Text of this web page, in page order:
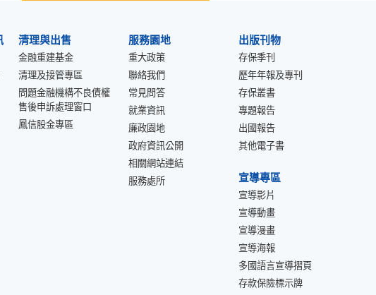
清理與出售
金融重建基金
清理及接管專區
問題金融機構不良債權
售後申訴處理窗口
鳳信股金專區
服務園地
重大政策
聯絡我們
常見問答
就業資訊
廉政園地
政府資訊公開
相關網站連結
服務處所
出版刊物
存保季刊
歷年年報及專刊
存保叢書
專題報告
出國報告
其他電子書
宣導專區
宣導影片
宣導動畫
宣導漫畫
宣導海報
多國語言宣導摺頁
存款保險標示牌